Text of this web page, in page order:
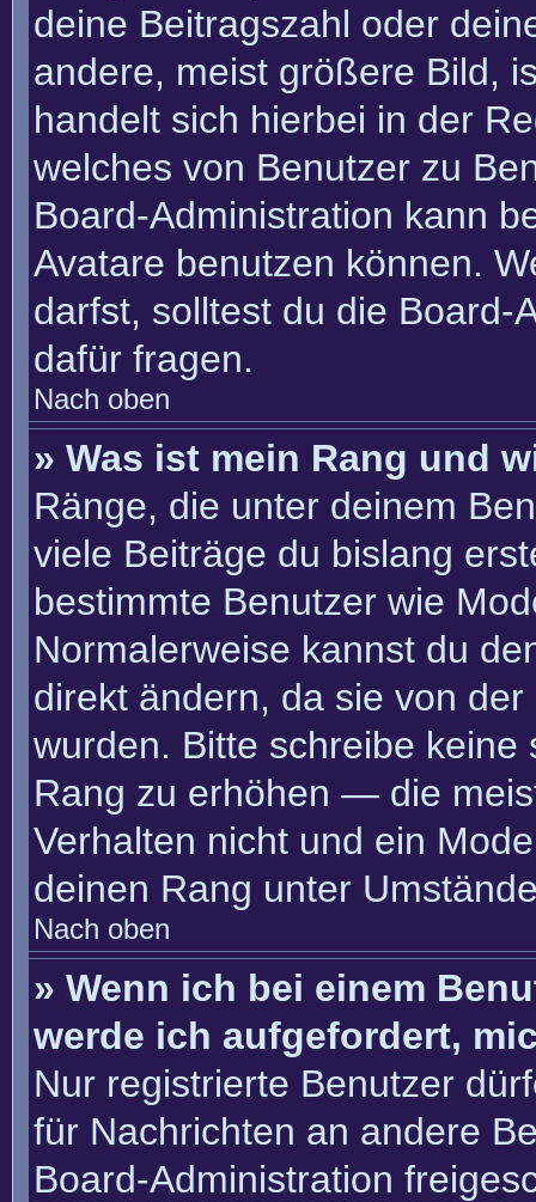
deine Beitragszahl oder
andere, meist größere Bild,
handelt sich hierbei in der
welches von Benutzer zu
Board-Administration kann
Avatare benutzen können.
darfst, solltest du die Board-
dafür fragen.
Nach oben
» Was ist mein Rang und
Ränge, die unter deinem
viele Beiträge du bislang
bestimmte Benutzer wie
Normalerweise kannst du
direkt ändern, da sie von
wurden. Bitte schreibe
Rang zu erhöhen — die
Verhalten nicht und ein
deinen Rang unter
Nach oben
» Wenn ich bei einem
werde ich aufgefordert,
Nur registrierte Benutzer
für Nachrichten an andere
Board-Administration